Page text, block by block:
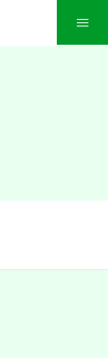
≡